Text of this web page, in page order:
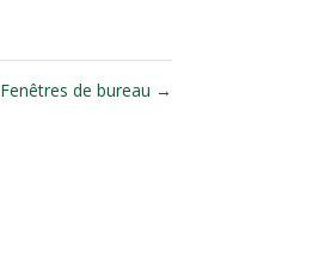
Fenêtres de bureau →